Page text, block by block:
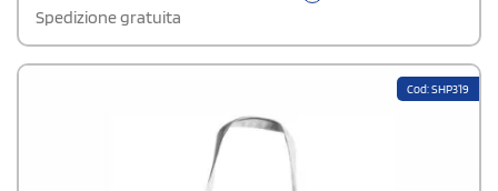
sfruttare come gadget promozionale per i clienti.
Spedizione gratuita
Cod: SHP319